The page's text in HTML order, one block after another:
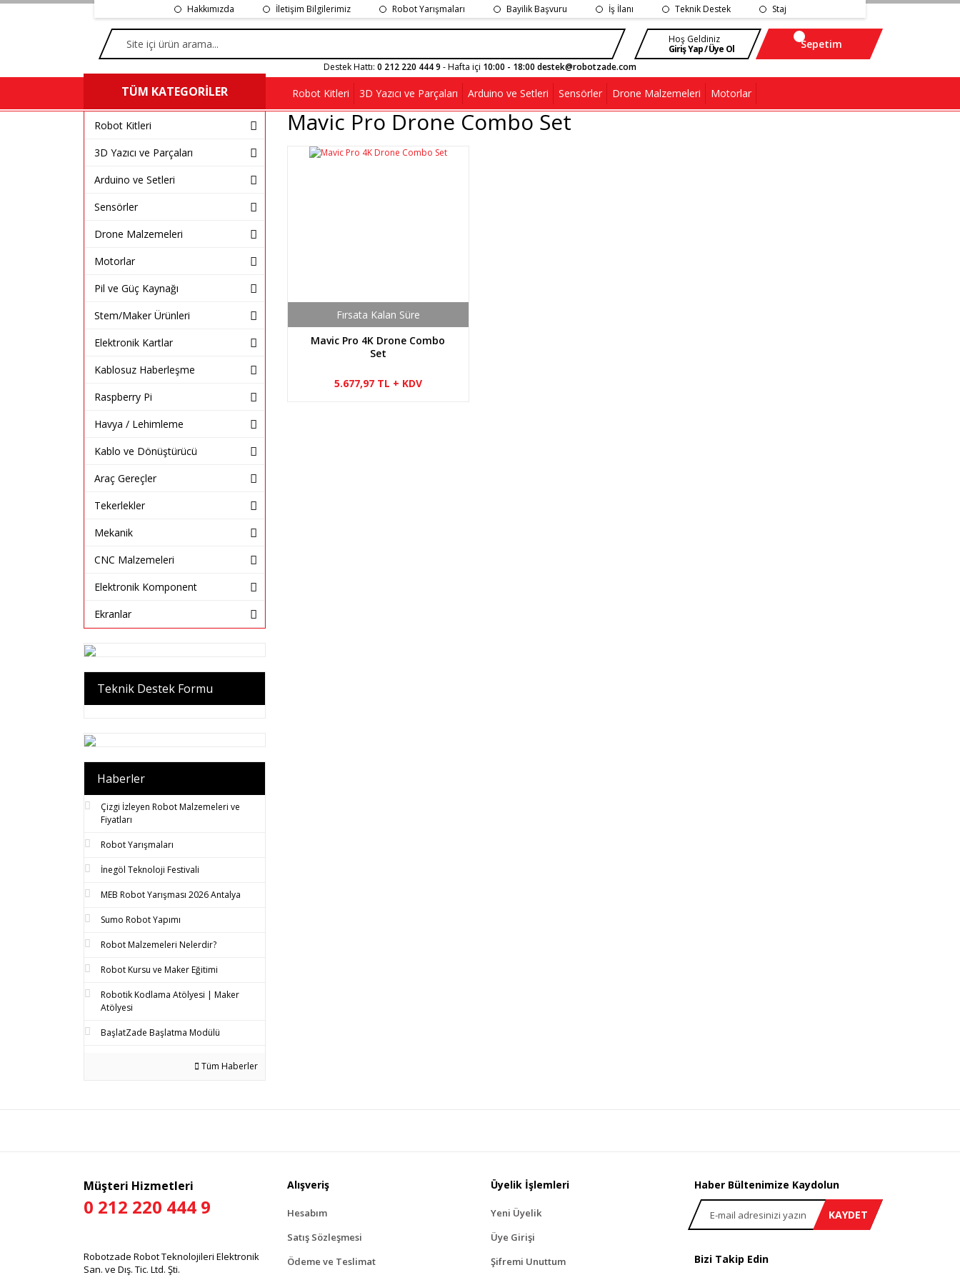
Hakkımızda İletişim Bilgilerimiz Robot Yarışmaları Bayilik Başvuru İş İlanı Teknik Destek Staj
Hoş Geldiniz
Giriş Yap / Üye Ol
Sepetim
Destek Hattı: 0 212 220 444 9 - Hafta içi 10:00 - 18:00 destek@robotzade.com
TÜM KATEGORİLER Robot Kitleri 3D Yazıcı ve Parçaları Arduino ve Setleri Sensörler Drone Malzemeleri Motorlar
Robot Kitleri
3D Yazıcı ve Parçaları
Arduino ve Setleri
Sensörler
Drone Malzemeleri
Motorlar
Pil ve Güç Kaynağı
Stem/Maker Ürünleri
Elektronik Kartlar
Kablosuz Haberleşme
Raspberry Pi
Havya / Lehimleme
Kablo ve Dönüştürücü
Araç Gereçler
Tekerlekler
Mekanik
CNC Malzemeleri
Elektronik Komponent
Ekranlar
Teknik Destek Formu
Haberler
Çizgi İzleyen Robot Malzemeleri ve
Fiyatları
Robot Yarışmaları
İnegöl Teknoloji Festivali
MEB Robot Yarışması 2026 Antalya
Sumo Robot Yapımı
Robot Malzemeleri Nelerdir?
Robot Kursu ve Maker Eğitimi
Robotik Kodlama Atölyesi | Maker
Atölyesi
BaşlatZade Başlatma Modülü
Tüm Haberler
Mavic Pro Drone Combo Set
Mavic Pro 4K Drone Combo
Set
5.677,97 TL + KDV
Müşteri Hizmetleri
0 212 220 444 9
Robotzade Robot Teknolojileri Elektronik
San. ve Dış. Tic. Ltd. Şti.
Alışveriş
Hesabım
Satış Sözleşmesi
Ödeme ve Teslimat
Üyelik İşlemleri
Yeni Üyelik
Üye Girişi
Şifremi Unuttum
Haber Bültenimize Kaydolun
KAYDET
Bizi Takip Edin